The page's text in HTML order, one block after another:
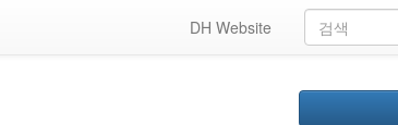
DH Website